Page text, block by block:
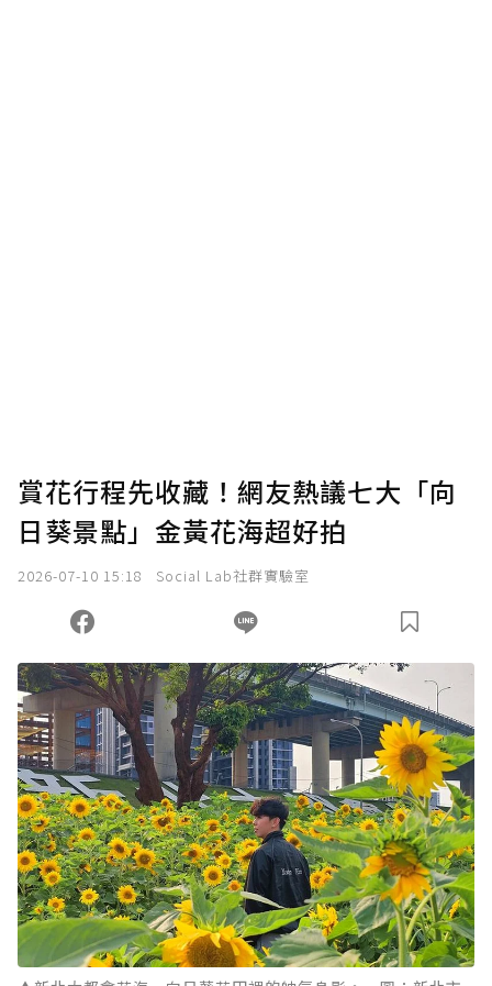
賞花行程先收藏！網友熱議七大「向
日葵景點」金黃花海超好拍
2026-07-10 15:18 Social Lab社群實驗室